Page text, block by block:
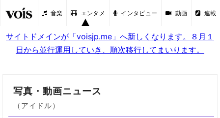
音楽 エンタメ インタビュー 動画 連載
サイトドメインが「voisjp.me」へ新しくなります。８月１
日から並行運用していき、順次移行してまいります。
写真・動画ニュース
（アイドル）